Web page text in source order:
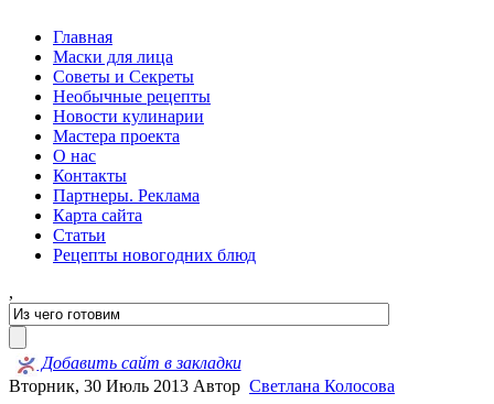
Главная
Маски для лица
Советы и Секреты
Необычные рецепты
Новости кулинарии
Мастера проекта
О нас
Контакты
Партнеры. Реклама
Карта сайта
Статьи
Рецепты новогодних блюд
,
Добавить сайт в закладки
Вторник, 30 Июль 2013 Автор Светлана Колосова